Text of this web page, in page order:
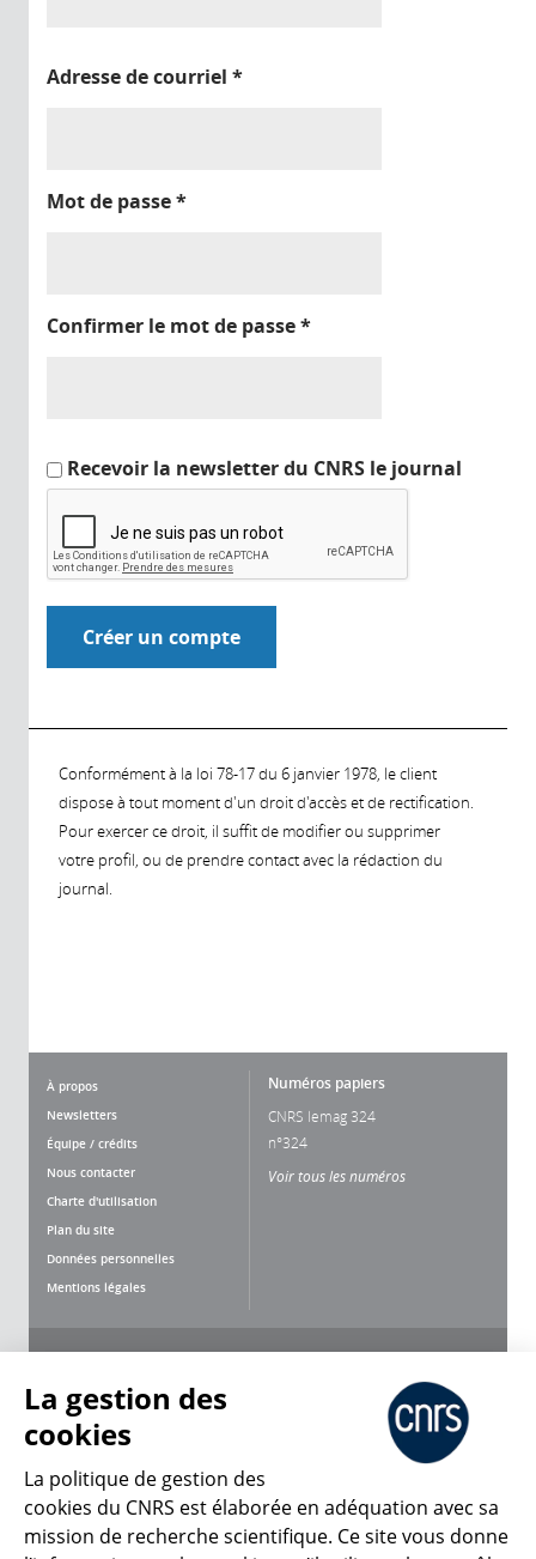
Adresse de courriel *
Mot de passe*
Confirmer le mot de passe*
Recevoir la newsletter du CNRS le journal
Conformément à la loi 78-17 du 6 janvier 1978, le client
dispose à tout moment d'un droit d'accès et de rectification.
Pour exercer ce droit, il suffit de modifier ou supprimer
votre profil, ou de prendre contact avec la rédaction du
journal.
À propos
Newsletters
Équipe / crédits
Nous contacter
Charte d'utilisation
Plan du site
Données personnelles
Mentions légales
Numéros papiers
CNRS lemag 324
n°324
Voir tous les numéros
CNRS Le Mag
La gestion des
cookies
La politique de gestion des
cookies du CNRS est élaborée en adéquation avec sa
mission de recherche scientifique. Ce site vous donne